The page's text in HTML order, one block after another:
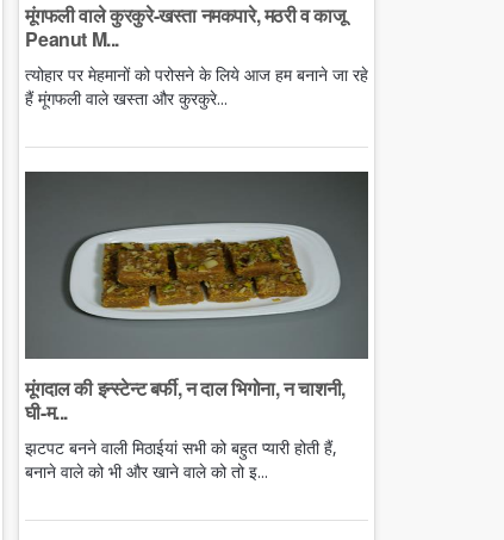
मूंगफली वाले कुरकुरे-खस्ता नमकपारे, मठरी व काजू
Peanut M...
त्योहार पर मेहमानों को परोसने के लिये आज हम बनाने जा रहे
हैं मूंगफली वाले खस्ता और कुरकुरे...
मूंगदाल की इन्स्टेन्ट बर्फी, न दाल भिगोना, न चाशनी,
घी-म...
झटपट बनने वाली मिठाईयां सभी को बहुत प्यारी होती हैं,
बनाने वाले को भी और खाने वाले को तो इ...